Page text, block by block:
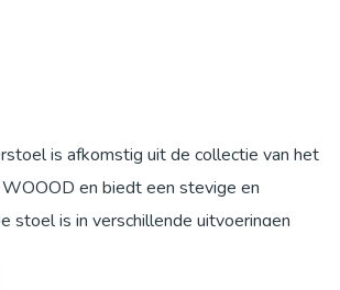
is afkomstig uit de collectie van het
en biedt een stevige en
stoel is in verschillende uitvoeringen